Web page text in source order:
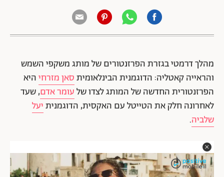
מהלך דרמטי בגזרת הפרזנטורים של מותג משקפי השמש
והראייה קאטליה: הדוגמנית הבינלאומיתסאן מזרחיהיא
הפרזנטורית החדשה של המותג לצדו שלעומר אדם, שעד
לאחרונה חלק את הטייטל עם האקסית, הדוגמניתיעל
שלביה.